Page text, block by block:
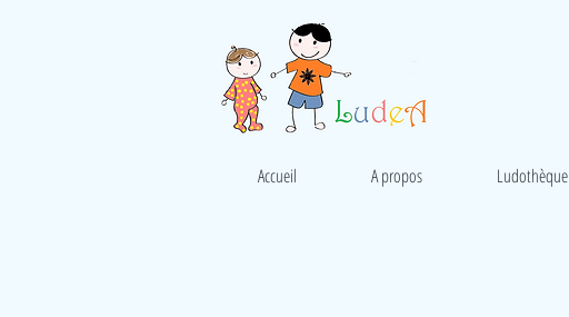
Accueil A propos Ludothèque